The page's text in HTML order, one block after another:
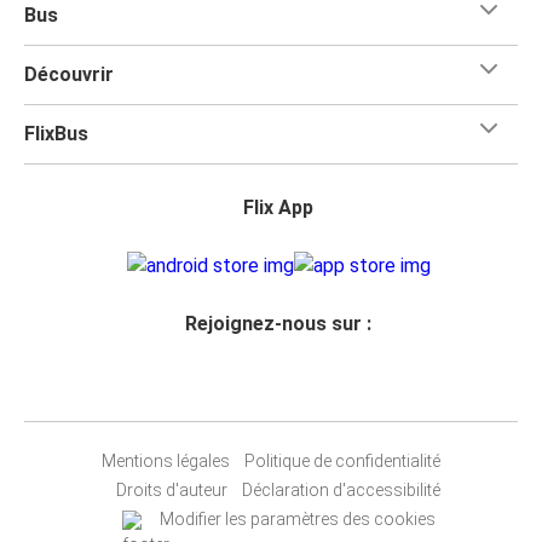
Bus
Découvrir
FlixBus
Flix App
Rejoignez-nous sur :
Mentions légales
Politique de confidentialité
Droits d'auteur
Déclaration d'accessibilité
Modifier les paramètres des cookies